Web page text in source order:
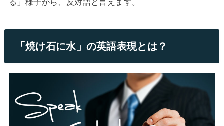
る」様子から、反対語と言えます。
「焼け石に水」の英語表現とは？